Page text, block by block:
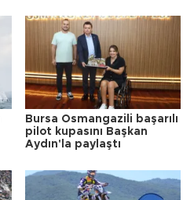
Bursa Osmangazili başarılı
pilot kupasını Başkan
Aydın'la paylaştı